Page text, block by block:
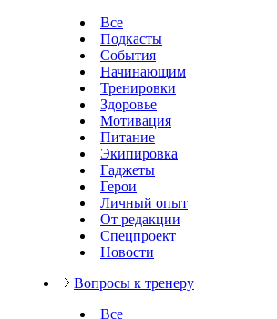
Все
Подкасты
События
Начинающим
Тренировки
Здоровье
Мотивация
Питание
Экипировка
Гаджеты
Герои
Личный опыт
От редакции
Спецпроект
Новости
Вопросы к тренеру
Все